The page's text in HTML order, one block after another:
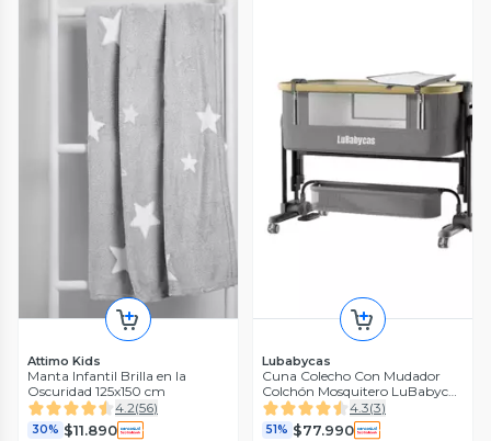
Attimo Kids
Manta Infantil Brilla en la
Oscuridad 125x150 cm
4.2(56)
30% $11.890
Lubabycas
Cuna Colecho Con Mudador
Colchón Mosquitero LuBabycas
Gris
4.3(3)
51% $77.990